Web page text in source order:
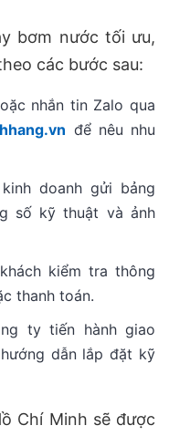
bơm nước tối ưu,
các bước sau:
nhắn tin Zalo qua
để nêu nhu
doanh gửi bảng
số kỹ thuật và ảnh
kiểm tra thông
thanh toán.
ty tiến hành giao
dẫn lắp đặt kỹ
Chí Minh sẽ được